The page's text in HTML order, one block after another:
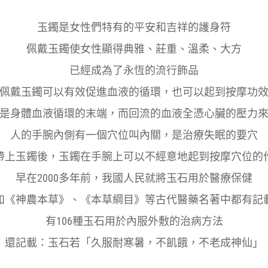
玉鐲是女性們特有的平安和吉祥的護身符
佩戴玉鐲使女性顯得典雅、莊重、溫柔、大方
已經成為了永恆的流行飾品
佩戴玉鐲可以有效促進血液的循環，也可以起到按摩功效
身體血液循環的末端，而回流的血液全憑心臟的壓力
人的手腕內側有一個穴位叫內關，是治療失眠的要穴
上玉鐲後，玉鐲在手腕上可以不經意地起到按摩穴位的
早在2000多年前，我國人民就將玉石用於醫療保健
《神農本草》、《本草綱目》等古代醫藥名著中都有記
有106種玉石用於內服外敷的治病方法
還記載：玉石若「久服耐寒暑，不飢餓，不老成神仙」